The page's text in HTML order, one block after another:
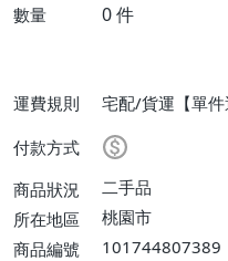
數量 0件
運費規則
宅配/貨運【單
【單件運費$60
免運費】
付款方式
商品狀況
二手品
所在地區
桃園市
商品編號
101744807389